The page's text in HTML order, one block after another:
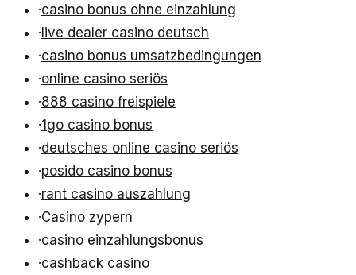
·casino bonus ohne einzahlung
·live dealer casino deutsch
·casino bonus umsatzbedingungen
·online casino seriös
·888 casino freispiele
·1go casino bonus
·deutsches online casino seriös
·posido casino bonus
·rant casino auszahlung
·Casino zypern
·casino einzahlungsbonus
·cashback casino